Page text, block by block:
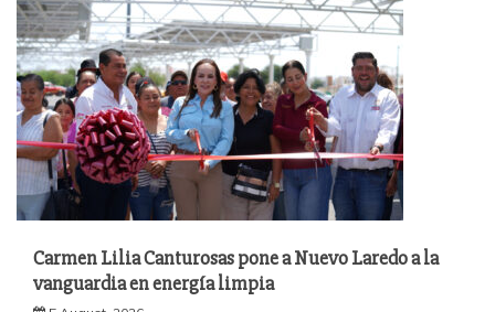
Carmen Lilia Canturosas pone a Nuevo Laredo a la
vanguardia en energía limpia